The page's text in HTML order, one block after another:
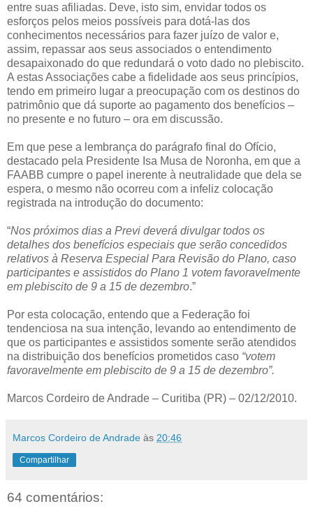
entre suas afiliadas. Deve, isto sim, envidar todos os
esforços pelos meios possíveis para dotá-las dos
conhecimentos necessários para fazer juízo de valor e,
assim, repassar aos seus associados o entendimento
desapaixonado do que redundará o voto dado no plebiscito.
A estas Associações cabe a fidelidade aos seus princípios,
tendo em primeiro lugar a preocupação com os destinos do
patrimônio que dá suporte ao pagamento dos benefícios –
no presente e no futuro – ora em discussão.
Em que pese a lembrança do parágrafo final do Ofício,
destacado pela Presidente Isa Musa de Noronha, em que a
FAABB cumpre o papel inerente à neutralidade que dela se
espera, o mesmo não ocorreu com a infeliz colocação
registrada na introdução do documento:
“Nos próximos dias a Previ deverá divulgar todos os
detalhes dos benefícios especiais que serão concedidos
relativos à Reserva Especial Para Revisão do Plano, caso
participantes e assistidos do Plano 1 votem favoravelmente
em plebiscito de 9 a 15 de dezembro.”
Por esta colocação, entendo que a Federação foi
tendenciosa na sua intenção, levando ao entendimento de
que os participantes e assistidos somente serão atendidos
na distribuição dos benefícios prometidos caso “votem
favoravelmente em plebiscito de 9 a 15 de dezembro”.
Marcos Cordeiro de Andrade – Curitiba (PR) – 02/12/2010.
Marcos Cordeiro de Andrade às 20:46
Compartilhar
64 comentários: